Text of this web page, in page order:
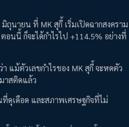
นายน ที่ MK สุกี้ เริ่มเปิดฉากสงคราม
อนนี้ ก็จะได้กำไรไป +114.5% อย่างที่
า แม้ตัวเลขกำไรของ MK สุกี้ จะหดตัว
าสติดแล้ว
ดุเดือด และสภาพเศรษฐกิจที่ไม่